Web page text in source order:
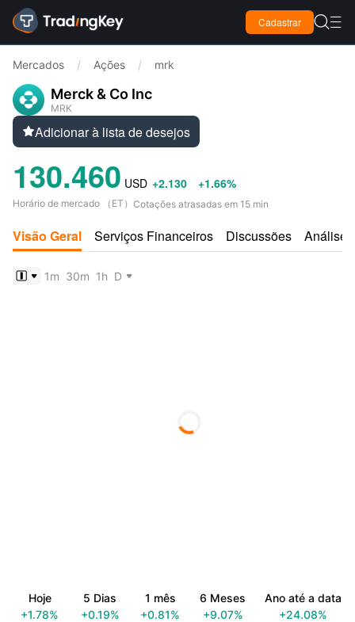
Cadastrar  
Mercados / Ações / mrk
Merck & Co Inc
MRK
Adicionar à lista de desejos
130.460 USD +2.130 +1.66%
Horário de mercado （ ET ） Cotações atrasadas em 15 min
Visão Geral Serviços Financeiros Discussões Análises
1m 30m 1h D
Hoje
+1.78%
5 Dias
+0.19%
1 mês
+0.81%
6 Meses
+9.07%
Ano até a data
+24.08%